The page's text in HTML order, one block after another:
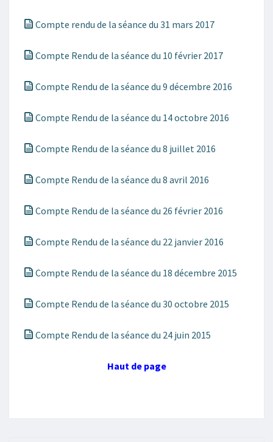
Compte rendu de la séance du 31 mars 2017
Compte Rendu de la séance du 10 février 2017
Compte Rendu de la séance du 9 décembre 2016
Compte Rendu de la séance du 14 octobre 2016
Compte Rendu de la séance du 8 juillet 2016
Compte Rendu de la séance du 8 avril 2016
Compte Rendu de la séance du 26 février 2016
Compte Rendu de la séance du 22 janvier 2016
Compte Rendu de la séance du 18 décembre 2015
Compte Rendu de la séance du 30 octobre 2015
Compte Rendu de la séance du 24 juin 2015
Haut de page